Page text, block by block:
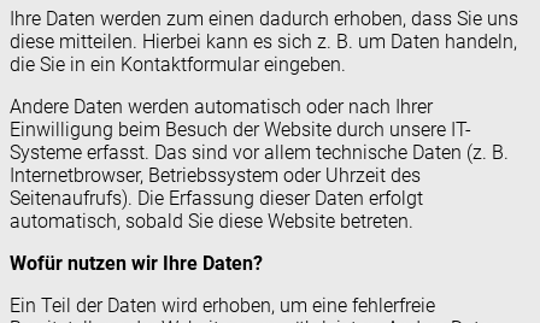
Ihre Daten werden zum einen dadurch erhoben, dass Sie uns
diese mitteilen. Hierbei kann es sich z. B. um Daten handeln,
die Sie in ein Kontaktformular eingeben.
Andere Daten werden automatisch oder nach Ihrer
Einwilligung beim Besuch der Website durch unsere IT-
Systeme erfasst. Das sind vor allem technische Daten (z. B.
Internetbrowser, Betriebssystem oder Uhrzeit des
Seitenaufrufs). Die Erfassung dieser Daten erfolgt
automatisch, sobald Sie diese Website betreten.
Wofür nutzen wir Ihre Daten?
Ein Teil der Daten wird erhoben, um eine fehlerfreie